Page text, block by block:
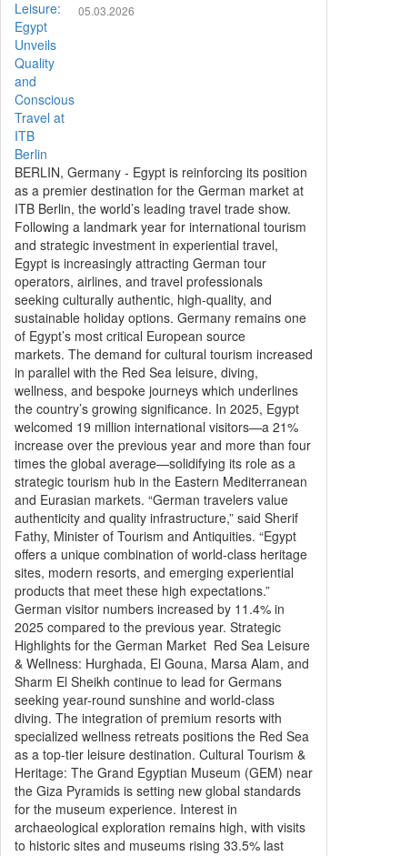
05.03.2026
BERLIN, Germany - Egypt is reinforcing its position
as a premier destination for the German market at
ITB Berlin, the world’s leading travel trade show.
Following a landmark year for international tourism
and strategic investment in experiential travel,
Egypt is increasingly attracting German tour
operators, airlines, and travel professionals
seeking culturally authentic, high-quality, and
sustainable holiday options. Germany remains one
of Egypt’s most critical European source
markets. The demand for cultural tourism increased
in parallel with the Red Sea leisure, diving,
wellness, and bespoke journeys which underlines
the country’s growing significance. In 2025, Egypt
welcomed 19 million international visitors—a 21%
increase over the previous year and more than four
times the global average—solidifying its role as a
strategic tourism hub in the Eastern Mediterranean
and Eurasian markets. “German travelers value
authenticity and quality infrastructure,” said Sherif
Fathy, Minister of Tourism and Antiquities. “Egypt
offers a unique combination of world-class heritage
sites, modern resorts, and emerging experiential
products that meet these high expectations.”
German visitor numbers increased by 11.4% in
2025 compared to the previous year. Strategic
Highlights for the German Market Red Sea Leisure
& Wellness: Hurghada, El Gouna, Marsa Alam, and
Sharm El Sheikh continue to lead for Germans
seeking year-round sunshine and world-class
diving. The integration of premium resorts with
specialized wellness retreats positions the Red Sea
as a top-tier leisure destination. Cultural Tourism &
Heritage: The Grand Egyptian Museum (GEM) near
the Giza Pyramids is setting new global standards
for the museum experience. Interest in
archaeological exploration remains high, with visits
to historic sites and museums rising 33.5% last